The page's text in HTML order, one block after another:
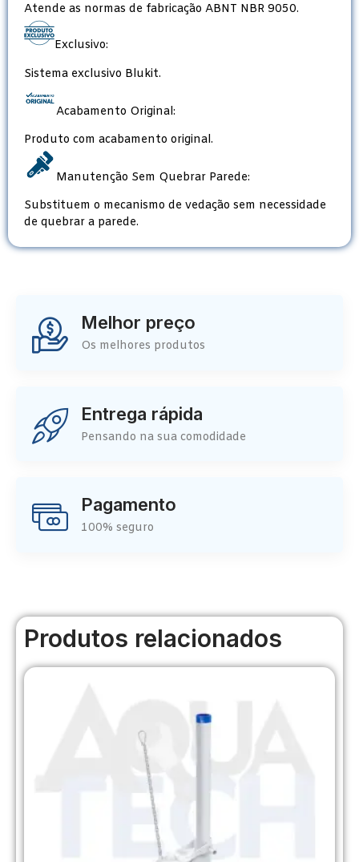
Atende as normas de fabricação ABNT NBR 9050.
Exclusivo:
Sistema exclusivo Blukit.
Acabamento Original:
Produto com acabamento original.
Manutenção Sem Quebrar Parede:
Substituem o mecanismo de vedação sem necessidade
de quebrar a parede.
Melhor preço
Os melhores produtos
Entrega rápida
Pensando na sua comodidade
Pagamento
100% seguro
Produtos relacionados